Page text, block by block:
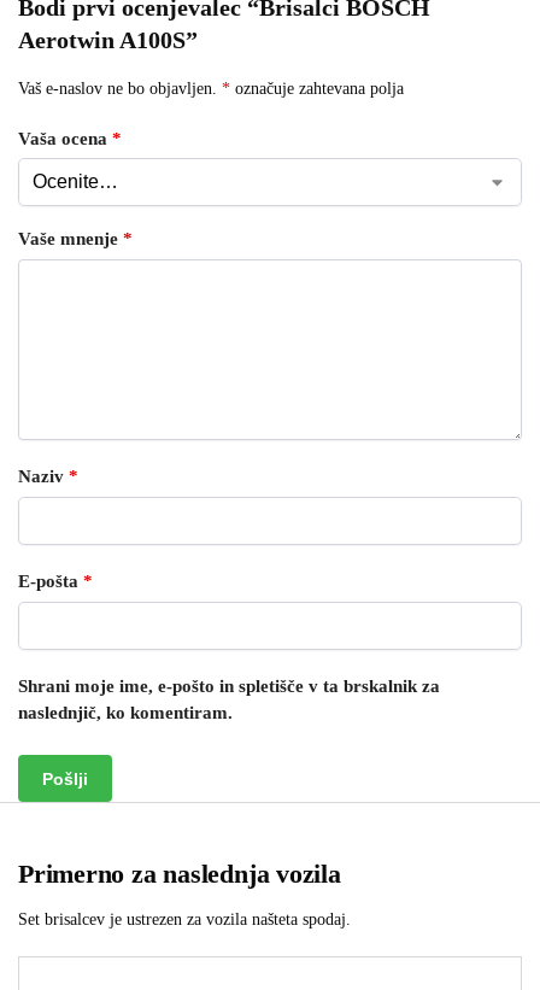
Bodi prvi ocenjevalec “Brisalci BOSCH
Aerotwin A100S”
Vaš e-naslov ne bo objavljen. * označuje zahtevana polja
Vaša ocena *
Vaše mnenje *
Naziv *
E-pošta *
Shrani moje ime, e-pošto in spletišče v ta brskalnik za
naslednjič, ko komentiram.
Primerno za naslednja vozila
Set brisalcev je ustrezen za vozila našteta spodaj.